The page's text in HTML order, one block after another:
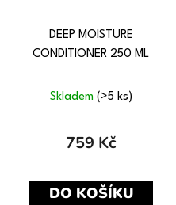
DEEP MOISTURE
CONDITIONER 250 ML
Skladem (>5 ks)
759 Kč
DO KOŠÍKU